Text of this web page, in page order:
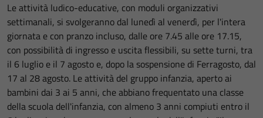
Le attività ludico-educative, con moduli organizzativi
settimanali, si svolgeranno dal lunedì al venerdì, per l'intera
giornata e con pranzo incluso, dalle ore 7.45 alle ore 17.15,
con possibilità di ingresso e uscita flessibili, su sette turni, tra
il 6 luglio e il 7 agosto e, dopo la sospensione di Ferragosto, dal
17 al 28 agosto. Le attività del gruppo infanzia, aperto ai
bambini dai 3 ai 5 anni, che abbiano frequentato una classe
della scuola dell'infanzia, con almeno 3 anni compiuti entro il